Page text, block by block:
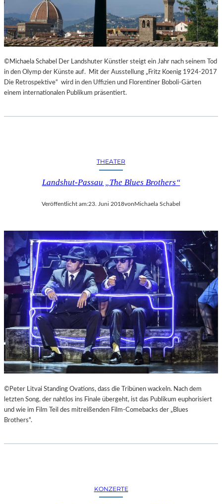
©Michaela Schabel Der Landshuter Künstler steigt ein Jahr nach seinem Tod
in den Olymp der Künste auf. Mit der Ausstellung „Fritz Koenig 1924-2017
Die Retrospektive“ wird in den Uffizien und Florentiner Boboli-Gärten
einem internationalen Publikum präsentiert.
THEATER
Landshut-Passau „The Blues Brothers“
Veröffentlicht am:23. Juni 2018von Michaela Schabel
©Peter Litvai Standing Ovations, dass die Tribünen wackeln. Nach dem
letzten Song, der nahtlos ins Finale übergeht, ist das Publikum euphorisiert
und wie im Film Teil des mitreißenden Film-Comebacks der „Blues
Brothers“.
KONZERTE